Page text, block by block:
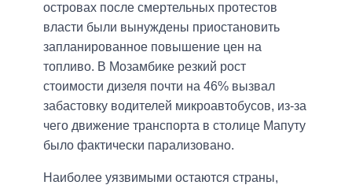
островах после смертельных протестов
власти были вынуждены приостановить
запланированное повышение цен на
топливо. В Мозамбике резкий рост
стоимости дизеля почти на 46% вызвал
забастовку водителей микроавтобусов, из-за
чего движение транспорта в столице Мапуту
было фактически парализовано.
Наиболее уязвимыми остаются страны,